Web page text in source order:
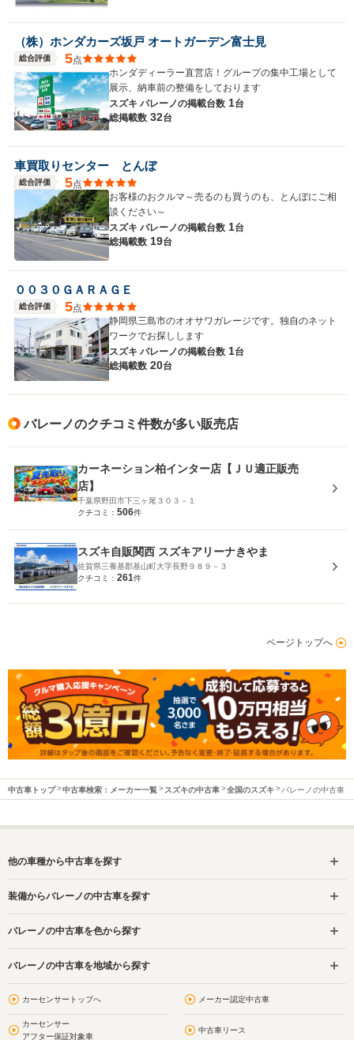
（株）ホンダカーズ坂戸 オートガーデン富士見
総合評価 5点
ホンダディーラー直営店！グループの集中工場として
展示、納車前の整備をしております
スズキ バレーノの掲載台数 1台
総掲載数 32台
車買取りセンター とんぼ
総合評価 5点
お客様のおクルマ～売るのも買うのも、とんぼにご相
談ください～
スズキ バレーノの掲載台数 1台
総掲載数 19台
００３０ＧＡＲＡＧＥ
総合評価 5点
静岡県三島市のオオサワガレージです。独自のネット
ワークでお探しします
スズキ バレーノの掲載台数 1台
総掲載数 20台
バレーノのクチコミ件数が多い販売店
カーネーション柏インター店【ＪＵ適正販売
店】
千葉県野田市下三ヶ尾３０３－１
クチコミ： 506件
スズキ自販関西 スズキアリーナきやま
佐賀県三養基郡基山町大字長野９８９－３
クチコミ： 261件
ページトップへ
中古車トップ 中古車検索：メーカー一覧 スズキの中古車 全国のスズキ バレーノの中古車
他の車種から中古車を探す
装備からバレーノの中古車を探す
バレーノの中古車を色から探す
バレーノの中古車を地域から探す
カーセンサートップへ メーカー認定中古車
カーセンサー
アフター保証対象車
中古車リース